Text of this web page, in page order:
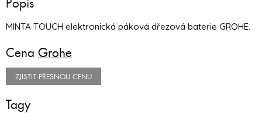
Popis
MINTA TOUCH elektronická páková dřezová baterie GROHE.
Cena Grohe
ZJISTIT PŘESNOU CENU
Tagy